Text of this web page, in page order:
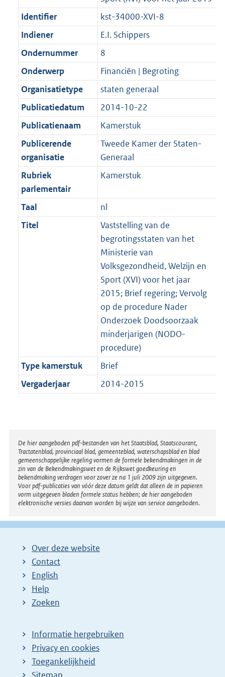
Identifier
kst-34000-XVI-8
Indiener
E.I. Schippers
Ondernummer
8
Onderwerp
Financiën | Begroting
Organisatietype
staten generaal
Publicatiedatum
2014-10-22
Publicatienaam
Kamerstuk
Publicerende
organisatie
Tweede Kamer der Staten-
Generaal
Rubriek
parlementair
Kamerstuk
Taal
nl
Titel
Vaststelling van de
begrotingsstaten van het
Ministerie van
Volksgezondheid, Welzijn en
Sport (XVI) voor het jaar
2015; Brief regering; Vervolg
op de procedure Nader
Onderzoek Doodsoorzaak
minderjarigen (NODO-
procedure)
Type kamerstuk
Brief
Vergaderjaar
2014-2015
Disclaimer
De hier aangeboden pdf-bestanden van het Staatsblad, Staatscourant,
Tractatenblad, provinciaal blad, gemeenteblad, waterschapsblad en blad
gemeenschappelijke regeling vormen de formele bekendmakingen in de
zin van de Bekendmakingswet en de Rijkswet goedkeuring en
bekendmaking verdragen voor zover ze na 1 juli 2009 zijn uitgegeven.
Voor pdf-publicaties van vóór deze datum geldt dat alleen de in papieren
vorm uitgegeven bladen formele status hebben; de hier aangeboden
elektronische versies daarvan worden bij wijze van service aangeboden.
Over deze website
Contact
English
Help
Zoeken
Informatie hergebruiken
Privacy en cookies
Toegankelijkheid
Sitemap